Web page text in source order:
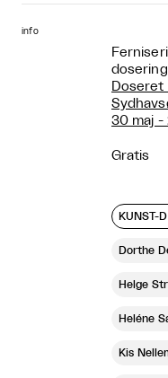
info
Doseret
30 maj -
Gratis
KUNST-
Dorthe
Helge
Heléne
Kis